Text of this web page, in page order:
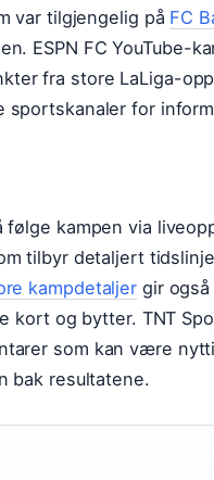
var tilgjengelig på FC
ESPN FC YouTube-
fra store LaLiga-
sportskanaler for
følge kampen via
tilbyr detaljert
kampdetaljer gir
kort og bytter. TNT
som kan være
bak resultatene.